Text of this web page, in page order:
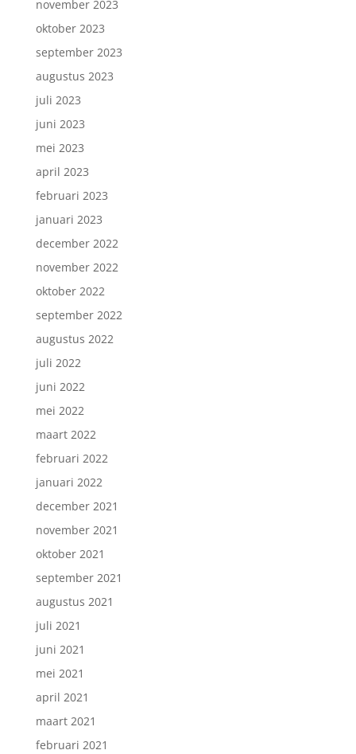
november 2023
oktober 2023
september 2023
augustus 2023
juli 2023
juni 2023
mei 2023
april 2023
februari 2023
januari 2023
december 2022
november 2022
oktober 2022
september 2022
augustus 2022
juli 2022
juni 2022
mei 2022
maart 2022
februari 2022
januari 2022
december 2021
november 2021
oktober 2021
september 2021
augustus 2021
juli 2021
juni 2021
mei 2021
april 2021
maart 2021
februari 2021